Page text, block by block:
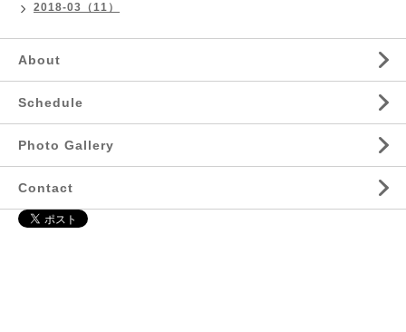
2018-03（11）
About
Schedule
Photo Gallery
Contact